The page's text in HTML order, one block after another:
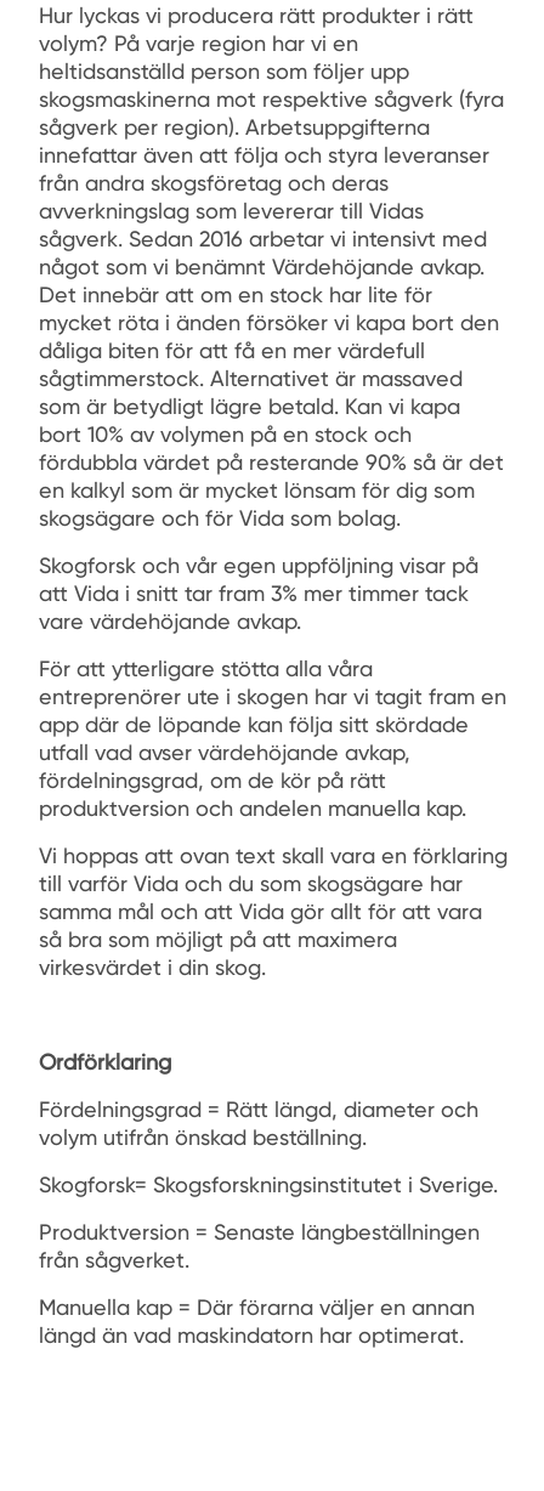
Hur lyckas vi producera rätt produkter i rätt
volym? På varje region har vi en
heltidsanställd person som följer upp
skogsmaskinerna mot respektive sågverk (fyra
sågverk per region). Arbetsuppgifterna
innefattar även att följa och styra leveranser
från andra skogsföretag och deras
avverkningslag som levererar till Vidas
sågverk. Sedan 2016 arbetar vi intensivt med
något som vi benämnt Värdehöjande avkap.
Det innebär att om en stock har lite för
mycket röta i änden försöker vi kapa bort den
dåliga biten för att få en mer värdefull
sågtimmerstock. Alternativet är massaved
som är betydligt lägre betald. Kan vi kapa
bort 10% av volymen på en stock och
fördubbla värdet på resterande 90% så är det
en kalkyl som är mycket lönsam för dig som
skogsägare och för Vida som bolag.
Skogforsk och vår egen uppföljning visar på
att Vida i snitt tar fram 3% mer timmer tack
vare värdehöjande avkap.
För att ytterligare stötta alla våra
entreprenörer ute i skogen har vi tagit fram en
app där de löpande kan följa sitt skördade
utfall vad avser värdehöjande avkap,
fördelningsgrad, om de kör på rätt
produktversion och andelen manuella kap.
Vi hoppas att ovan text skall vara en förklaring
till varför Vida och du som skogsägare har
samma mål och att Vida gör allt för att vara
så bra som möjligt på att maximera
virkesvärdet i din skog.
Ordförklaring
Fördelningsgrad = Rätt längd, diameter och
volym utifrån önskad beställning.
Skogforsk= Skogsforskningsinstitutet i Sverige.
Produktversion = Senaste längbeställningen
från sågverket.
Manuella kap = Där förarna väljer en annan
längd än vad maskindatorn har optimerat.